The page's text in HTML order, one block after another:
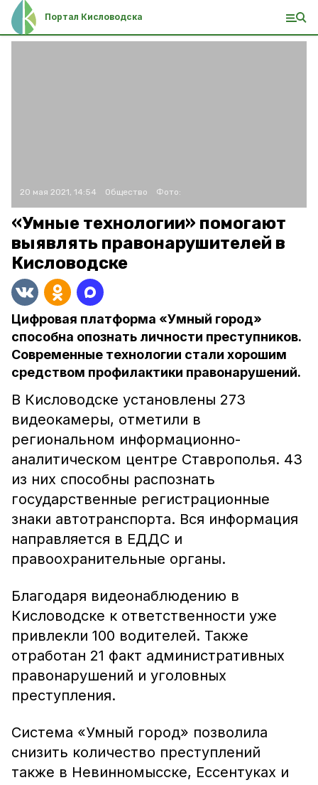
Портал Кисловодска
20 мая 2021, 14:54 Общество Фото:
«Умные технологии» помогают
выявлять правонарушителей в
Кисловодске
Цифровая платформа «Умный город»
способна опознать личности преступников.
Современные технологии стали хорошим
средством профилактики правонарушений.
В Кисловодске установлены 273
видеокамеры, отметили в
региональном информационно-
аналитическом центре Ставрополья. 43
из них способны распознать
государственные регистрационные
знаки автотранспорта. Вся информация
направляется в ЕДДС и
правоохранительные органы.
Благодаря видеонаблюдению в
Кисловодске к ответственности уже
привлекли 100 водителей. Также
отработан 21 факт административных
правонарушений и уголовных
преступления.
Система «Умный город» позволила
снизить количество преступлений
также в Невинномысске, Ессентуках и